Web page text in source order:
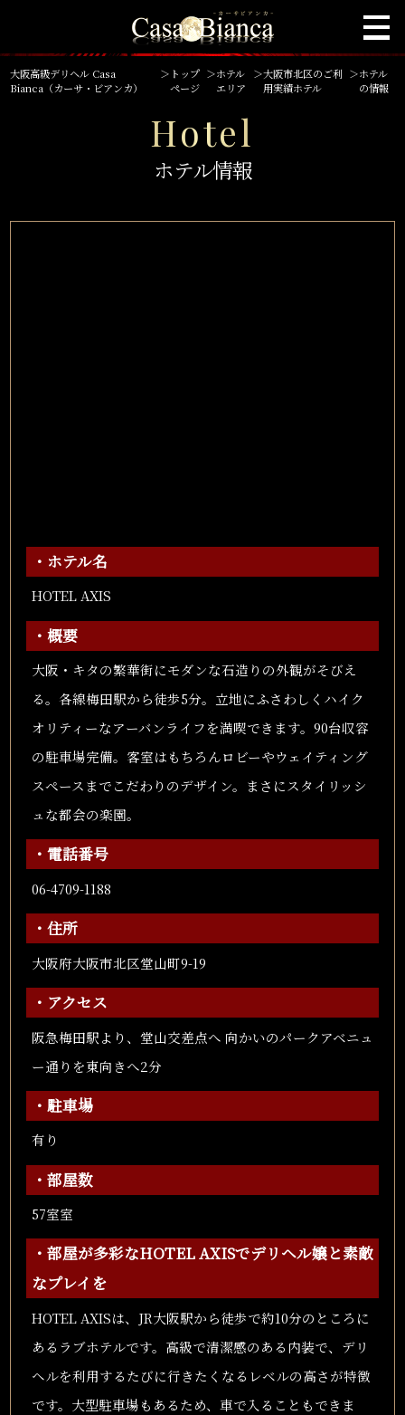
大阪高級デリヘル Casa
Bianca（カーサ・ビアンカ）
＞ トップ
ページ
＞ホテル
エリア
＞大阪市北区のご利
用実績ホテル
＞ホテル
の情報
Hotel
ホテル情報
・ホテル名
HOTEL AXIS
・概要
大阪・キタの繁華街にモダンな石造りの外観がそびえ
る。各線梅田駅から徒歩5分。立地にふさわしくハイク
オリティーなアーバンライフを満喫できます。90台収容
の駐車場完備。客室はもちろんロビーやウェイティング
スペースまでこだわりのデザイン。まさにスタイリッシ
ュな都会の楽園。
・電話番号
06-4709-1188
・住所
大阪府大阪市北区堂山町9-19
・アクセス
阪急梅田駅より、堂山交差点へ 向かいのパークアベニュ
ー通りを東向きへ2分
・駐車場
有り
・部屋数
57室室
・部屋が多彩なHOTEL AXISでデリヘル嬢と素敵
なプレイを
HOTEL AXISは、JR大阪駅から徒歩で約10分のところに
あるラブホテルです。高級で清潔感のある内装で、デリ
ヘルを利用するたびに行きたくなるレベルの高さが特徴
です。大型駐車場もあるため、車で入ることもできま